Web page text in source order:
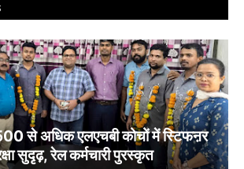
से अधिक एलएचबी कोचों में स्टिफऩर
सुदृढ़, रेल कर्मचारी पुरस्कृत